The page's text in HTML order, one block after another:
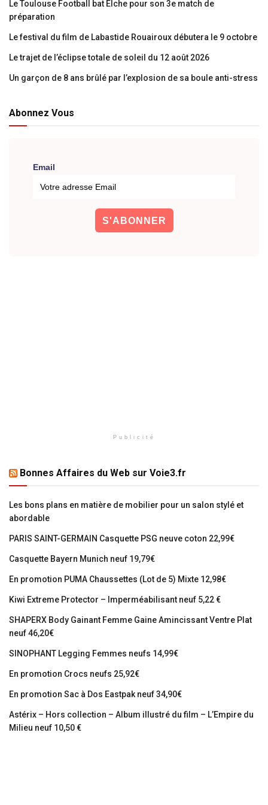
Le Toulouse Football bat Elche pour son 3e match de
préparation
Le festival du film de Labastide Rouairoux débutera le 9 octobre
Le trajet de l’éclipse totale de soleil du 12 août 2026
Un garçon de 8 ans brûlé par l’explosion de sa boule anti-stress
Abonnez Vous
Email
Publicité
Bonnes Affaires du Web sur Voie3.fr
Les bons plans en matière de mobilier pour un salon stylé et
abordable
PARIS SAINT-GERMAIN Casquette PSG neuve coton 22,99€
Casquette Bayern Munich neuf 19,79€
En promotion PUMA Chaussettes (Lot de 5) Mixte 12,98€
Kiwi Extreme Protector – Imperméabilisant neuf 5,22 €
SHAPERX Body Gainant Femme Gaine Amincissant Ventre Plat
neuf 46,20€
SINOPHANT Legging Femmes neufs 14,99€
En promotion Crocs neufs 25,92€
En promotion Sac à Dos Eastpak neuf 34,90€
Astérix – Hors collection – Album illustré du film – L’Empire du
Milieu neuf 10,50 €